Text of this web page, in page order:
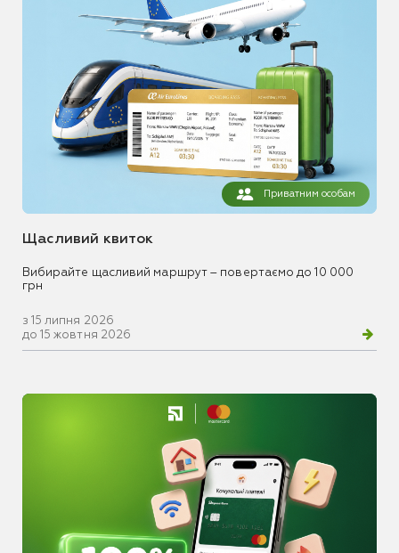
Приватним особам
Щасливий квиток
Вибирайте щасливий маршрут – повертаємо до 10 000
грн
з 15 липня 2026
до 15 жовтня 2026